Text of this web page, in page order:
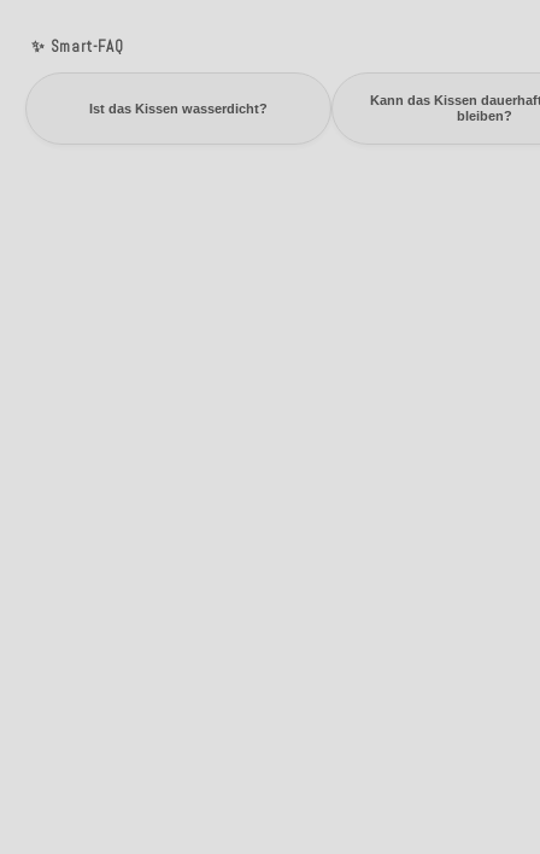
✨ Smart-FAQ
Ist das Kissen wasserdicht?
Kann das Kissen
bleiben?